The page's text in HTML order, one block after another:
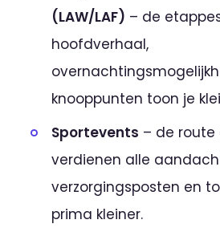
(LAW/LAF) – de
hoofdverhaal,
knooppunten toon je
Sportevents – de
verdienen alle
verzorgingsposten en
prima kleiner.